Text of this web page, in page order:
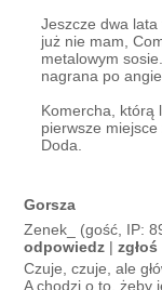
Jeszcze dwa lata
już nie mam,
metalowym
nagrana po
Komercha, którą
pierwsze
Doda.
Gorsza
Zenek_ (gość, IP:
odpowiedz |zgłoś
Czuje, czuje, ale
A chodzi o to, żeby